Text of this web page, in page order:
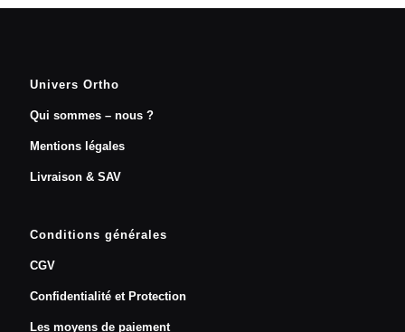
Univers Ortho
Qui sommes – nous ?
Mentions légales
Livraison & SAV
Conditions générales
CGV
Confidentialité et Protection
Les moyens de paiement